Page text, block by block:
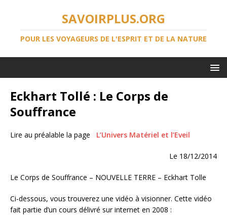
SAVOIRPLUS.ORG
POUR LES VOYAGEURS DE L'ESPRIT ET DE LA NATURE
Eckhart Tollé : Le Corps de
Souffrance
Lire au préalable la page L’Univers Matériel et l’Eveil
Le 18/12/2014
Le Corps de Souffrance – NOUVELLE TERRE – Eckhart Tolle
Ci-dessous, vous trouverez une vidéo à visionner. Cette vidéo
fait partie d’un cours délivré sur internet en 2008 :